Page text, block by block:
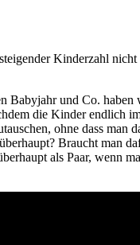
Kinderzahl
Babyjahr und Co.
die Kinder endlich
ohne dass man
Braucht man
als Paar, wenn